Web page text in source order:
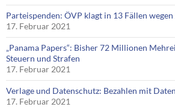
Parteispenden: ÖVP klagt in 13 Fällen wegen
17. Februar 2021
„Panama Papers“: Bisher 72 Millionen
Steuern und Strafen
17. Februar 2021
Verlage und Datenschutz: Bezahlen mit Daten
17. Februar 2021